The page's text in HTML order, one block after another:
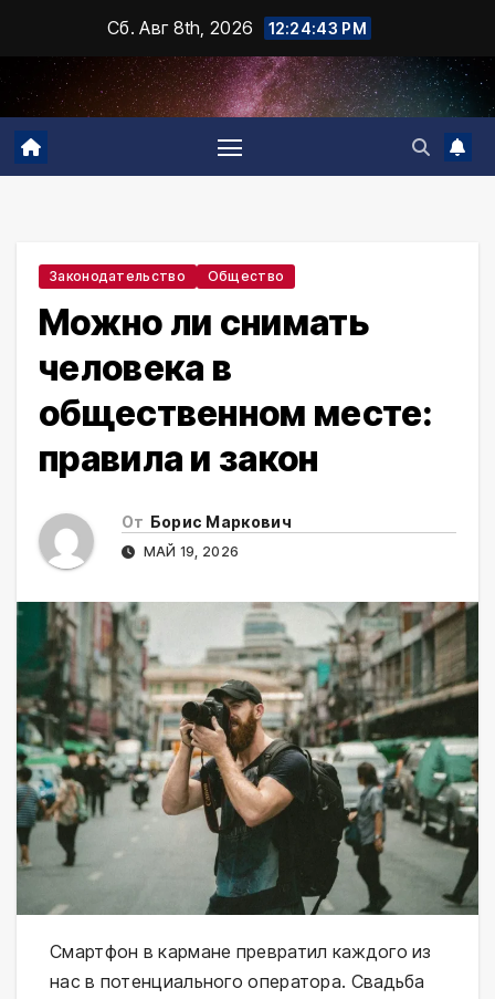
содержимому
Сб. Авг 8th, 2026 12:24:44 PM
Законодательство Общество
Можно ли снимать
человека в
общественном месте:
правила и закон
От Борис Маркович
МАЙ 19, 2026
Смартфон в кармане превратил каждого из
нас в потенциального оператора. Свадьба